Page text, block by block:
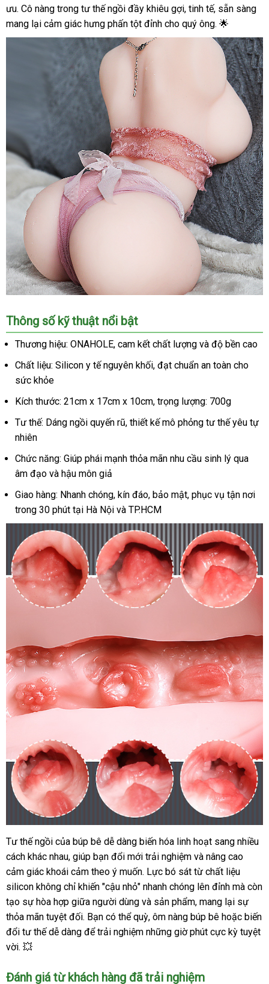
ưu. Cô nàng trong tư thế ngồi đầy khiêu gợi, tinh tế, sẵn sàng
mang lại cảm giác hưng phấn tột đỉnh cho quý ông. 🌟
Búp
bê
tình
silicon
bán
700g
âm
đạo
siêu
thật
rẻ
Thông số kỹ thuật nổi bật
Thương hiệu: ONAHOLE, cam kết chất lượng và độ bền cao
Chất liệu: Silicon y tế nguyên khối, đạt chuẩn an toàn cho
sức khỏe
Kích thước: 21cm x 17cm x 10cm, trọng lượng: 700g
Tư thế: Dáng ngồi quyến rũ, thiết kế mô phỏng tư thế yêu tự
nhiên
Chức năng: Giúp phái mạnh thỏa mãn nhu cầu sinh lý qua
âm đạo và hậu môn giả
Giao hàng: Nhanh chóng, kín đáo, bảo mật, phục vụ tận nơi
trong 30 phút tại Hà Nội và TP.HCM
Búp
bê
tình
dục
silicon
thân
700g
âm
giả
Tư thế ngồi của búp bê dễ dàng biến hóa linh hoạt sang nhiều
cách khác nhau, giúp bạn đổi mới trải nghiệm và nâng cao
cảm giác khoái cảm theo ý muốn. Lực bó sát từ chất liệu
silicon không chỉ khiến "cậu nhỏ" nhanh chóng lên đỉnh mà còn
tạo sự hòa hợp giữa người dùng và sản phẩm, mang lại sự
thỏa mãn tuyệt đối. Bạn có thể quỳ, ôm nàng búp bê hoặc biến
đổi tư thế dễ dàng để trải nghiệm những giờ phút cực kỳ tuyệt
vời. 💥
Đánh giá từ khách hàng đã trải nghiệm